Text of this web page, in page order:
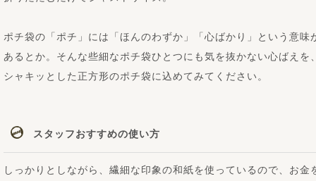
ポチ袋の「ポチ」には「ほんのわずか」「心ばかり」という意味
あるとか。そんな些細なポチ袋ひとつにも気を抜かない心ばえを
シャキッとした正方形のポチ袋に込めてみてください。
スタッフおすすめの使い方
しっかりとしながら、繊細な印象の和紙を使っているので、お金